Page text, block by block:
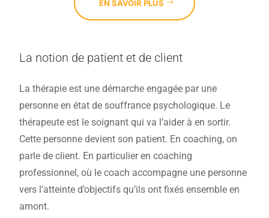
EN SAVOIR PLUS
La notion de patient et de client
La thérapie est une démarche engagée par une
personne en état de souffrance psychologique. Le
thérapeute est le soignant qui va l’aider à en sortir.
Cette personne devient son patient. En coaching, on
parle de client. En particulier en coaching
professionnel, où le coach accompagne une personne
vers l’atteinte d’objectifs qu’ils ont fixés ensemble en
amont.